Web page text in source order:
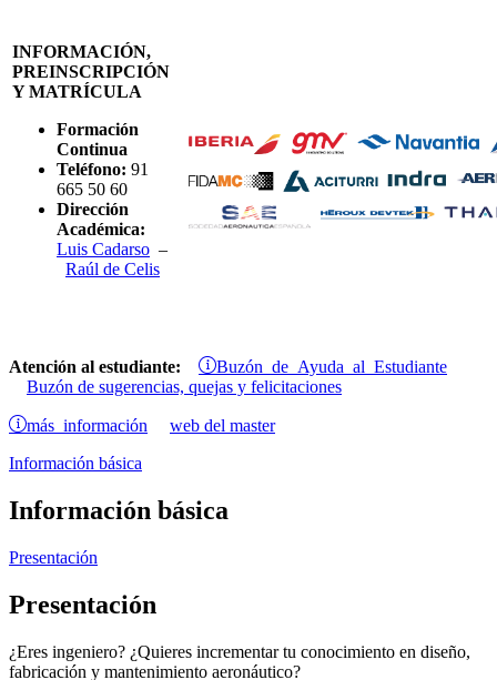
INFORMACIÓN,
PREINSCRIPCIÓN
Y MATRÍCULA
Formación
Continua
Teléfono: 91
665 50 60
Dirección
Académica:
Luis Cadarso –
Raúl de Celis
Atención al estudiante: Buzón de Ayuda al Estudiante
Buzón de sugerencias, quejas y felicitaciones
más información
web del master
Información básica
Información básica
Presentación
Presentación
¿Eres ingeniero? ¿Quieres incrementar tu conocimiento en diseño,
fabricación y mantenimiento aeronáutico?